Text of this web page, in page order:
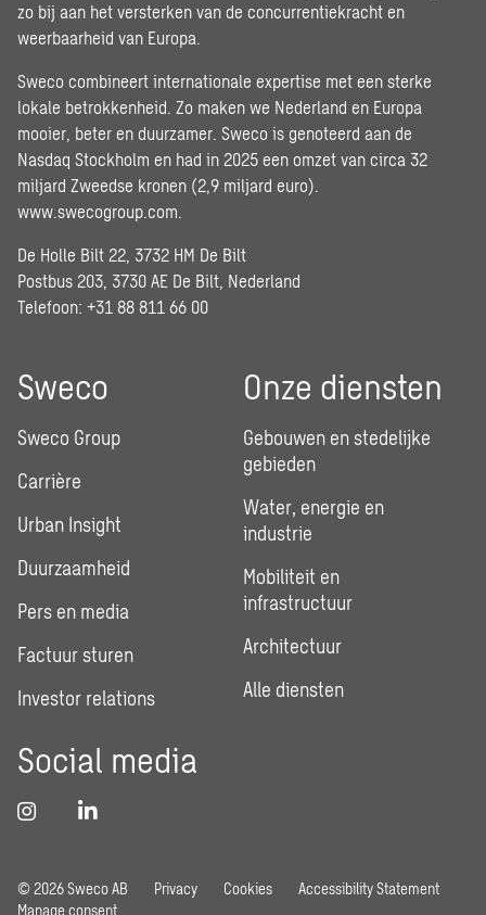
zo bij aan het versterken van de concurrentiekracht en
weerbaarheid van Europa.
Sweco combineert internationale expertise met een sterke
lokale betrokkenheid. Zo maken we Nederland en Europa
mooier, beter en duurzamer. Sweco is genoteerd aan de
Nasdaq Stockholm en had in 2025 een omzet van circa 32
miljard Zweedse kronen (2,9 miljard euro).
www.swecogroup.com
De Holle Bilt 22, 3732 HM De Bilt
Postbus 203, 3730 AE De Bilt, Nederland
Telefoon: +31 88 811 66 00
Sweco
Sweco Group
Carrière
Urban Insight
Duurzaamheid
Pers en media
Factuur sturen
Investor relations
Onze diensten
Gebouwen en stedelijke
gebieden
Water, energie en
industrie
Mobiliteit en
infrastructuur
Architectuur
Alle diensten
Social media
© 2026 Sweco AB Privacy Cookies
Accessibility Statement
Manage consent